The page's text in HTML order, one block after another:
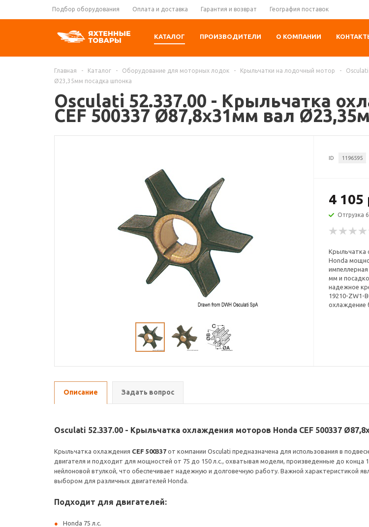
Подбор оборудования Оплата и доставка Гарантия и возврат География поставок
КАТАЛОГ ПРОИЗВОДИТЕЛИ О КОМПАНИИ
Главная - Каталог - Оборудование для моторных лодок - Крыльчатки на лодочный мотор -
Ø23,35мм посадка шпонка
Osculati 52.337.00 - Крыльчатка
CEF 500337 Ø87,8x31мм вал
ID 1196595
4 105
Отгрузка
Крыльчатка
Honda
мм и
надежное
19210-ZW1-
охлаждение
Описание Задать вопрос
Osculati 52.337.00 - Крыльчатка охлаждения моторов Honda CEF 500337
Крыльчатка охлаждения CEF 500337 от компании Osculati предназначена для использования в
двигателя и подходит для мощностей от 75 до 150 л.с., охватывая модели, произведенные до конца
нейлоновой втулкой, что обеспечивает надежную и долговечную работу. Важной характеристикой
выбором для различных двигателей Honda.
Подходит для двигателей:
Honda 75 л.с.